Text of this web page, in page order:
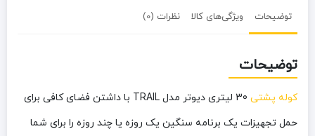
توضیحات ویژگی‌های کالا نظرات (0)
توضیحات
کوله پشتی
30 لیتری دیوتر مدل TRAIL با داشتن فضای کافی برای
حمل تجهیزات یک برنامه سنگین یک روزه یا چند روزه را برای شما